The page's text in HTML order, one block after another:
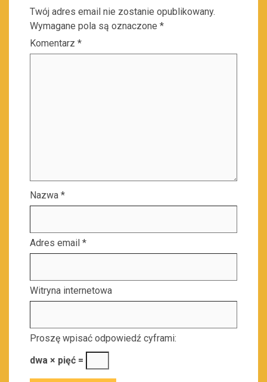
Twój adres email nie zostanie opublikowany.
Wymagane pola są oznaczone *
Komentarz *
Nazwa *
Adres email *
Witryna internetowa
Proszę wpisać odpowiedź cyframi:
dwa × pięć =